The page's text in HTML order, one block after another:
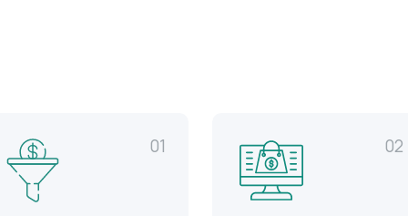
01 02